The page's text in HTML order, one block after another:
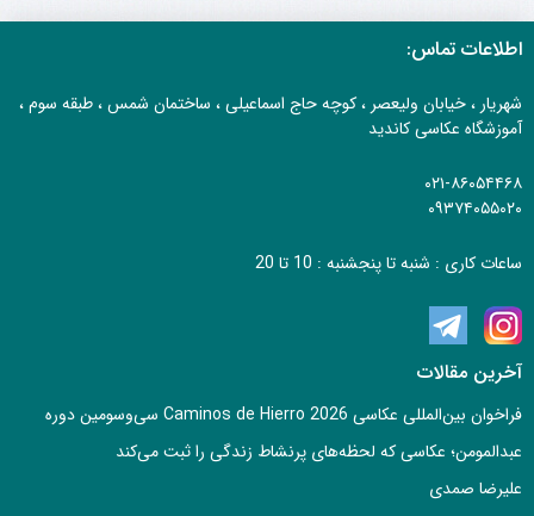
اطلاعات تماس:
شهریار ، خیابان ولیعصر ، کوچه حاج اسماعیلی ، ساختمان شمس ، طبقه سوم ،
آموزشگاه عکاسی کاندید
۰۲۱-۸۶۰۵۴۴۶۸
۰۹۳۷۴۰۵۵۰۲۰
ساعات کاری : شنبه تا پنجشنبه : 10 تا 20
آخرین مقالات
فراخوان بین‌المللی عکاسی Caminos de Hierro 2026 سی‌وسومین دوره
عبدالمومن؛ عکاسی که لحظه‌های پرنشاط زندگی را ثبت می‌کند
علیرضا صمدی